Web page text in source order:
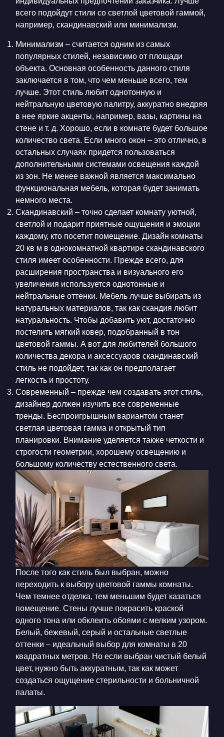
всего подойдут стили со светлой цветовой гаммой,
например, скандинавский или минимализм.
Минимализм – считается одним из самых
популярных стилей, независимо от площади
объекта. Основная особенность данного стиля
заключается в том, что чем меньше всего, тем
лучше. Этот стиль любит однотонную и
нейтральную цветовую палитру, аккуратно внедряя
в нее яркие акценты, например, вазы, картины на
стене и т. д. Хорошо, если в комнате будет большое
количество света. Если много окон – это отлично, в
остальных случаях придется пользоваться
дополнительными системами освещения каждой
из зон. Не менее важной является максимально
функциональная мебель, которая будет занимать
немного места.
Скандинавский – точно сделает комнату уютной,
светлой и подарит приятные ощущения и эмоции
каждому, кто посетит помещение. Дизайн комнаты
20 кв м в однокомнатной квартире скандинавского
стиля имеет особенности. Прежде всего, для
расширения пространства и визуального его
увеличения используется однотонные и
нейтральные оттенки. Мебель лучше выбирать из
натуральных материалов, так как скандия любит
натуральность. Чтобы добавить уют, достаточно
постелить мягкий ковер, подобранный в тон
цветовой гаммы. А вот для любителей большого
количества декора и аксессуаров скандинавский
стиль не подойдет, так как он предполагает
легкость и простоту.
Современный – прежде чем создавать этот стиль,
дизайнер должен изучить все современные
тренды. Беспроигрышным вариантом станет
светлая цветовая гамма и открытый тип
планировки. Внимание уделяется также четкости и
строгости геометрии, хорошему освещению и
большому количеству естественного света.
После того как стиль был выбран, можно
переходить к выбору цветовой гаммы комнаты.
Чем темнее отделка, тем меньшим будет казаться
помещение. Стены лучше покрасить краской
одного тона или обклеить обоями с мелким узором.
Белый, бежевый, серый и остальные светлые
оттенки – идеальный выбор для комнаты в 20
квадратных метров. Но если выбран чистый белый
цвет, нужно быть аккуратным, так как может
создаться ощущение стерильности и больничной
палаты.